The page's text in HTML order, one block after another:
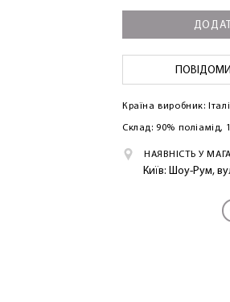
Країна виробник:
Склад: 90% поліамід,
НАЯВНІСТЬ У
Київ: Шоу-Рум,
NOSOVSKI.COM! ПРИЙМІТЬ ВІД
- ЗНИЖКУ НА ПЕРШЕ ПОКУПКУ